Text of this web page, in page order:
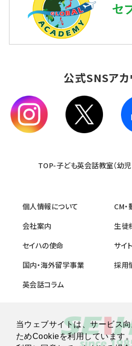
当ウェブサイトは、サービス
ためCookieを利用しています
公式SNSアカ
TOP-子ども英会話教室（幼児
個人情報について
会社案内
セイハの使命
国内・海外留学事業
英会話コラム
CM
生徒
サイ
採用